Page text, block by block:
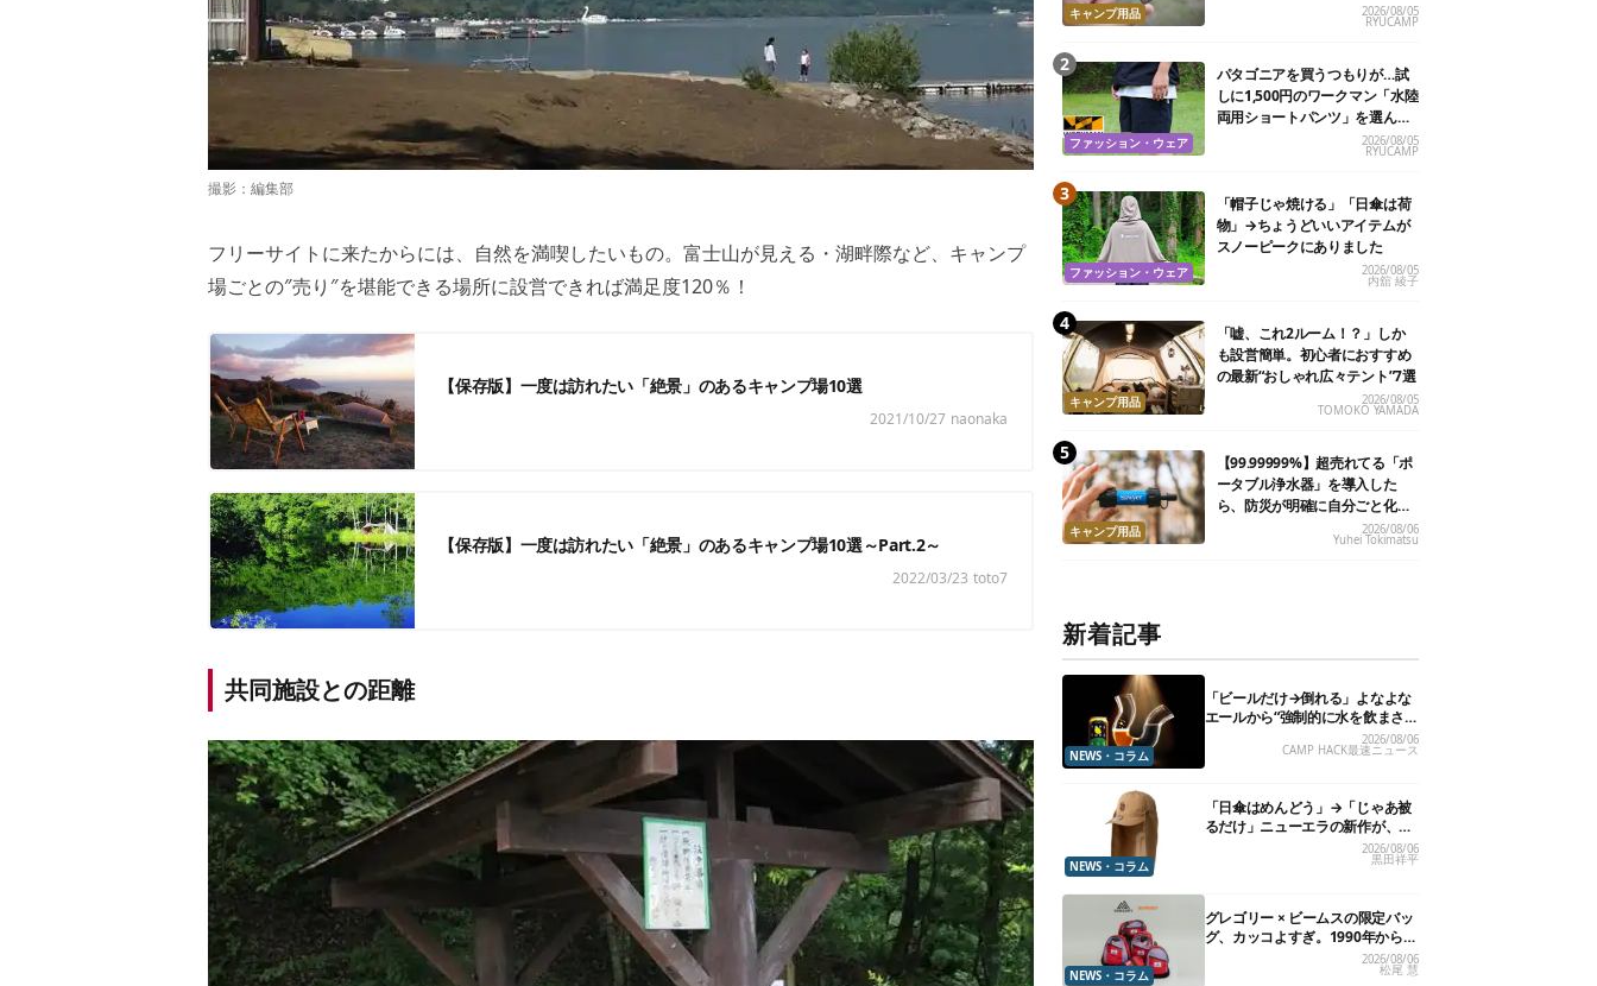
撮影：編集部
フリーサイトに来たからには、自然を満喫したいもの。富士山が見える・湖畔際など、キャンプ
場ごとの″売り″を堪能できる場所に設営できれば満足度120％！
【保存版】一度は訪れたい「絶景」のあるキャンプ場10選
2021/10/27 naonaka
【保存版】一度は訪れたい「絶景」のあるキャンプ場10選～Part.2～
2022/03/23 toto7
共同施設との距離
キャンプ用品 2026/08/05
RYUCAMP
ファッション・ウェア
パタゴニアを買うつもりが…試
しに1,500円のワークマン「水陸
両用ショートパンツ」を選んだ
2026/08/05
RYUCAMP
ファッション・ウェア
「帽子じゃ焼ける」「日傘は荷
物」→ちょうどいいアイテムが
スノーピークにありました
2026/08/05
内舘 綾子
キャンプ用品
「嘘、これ2ルーム！？」しか
も設営簡単。初心者におすすめ
の最新“おしゃれ広々テント”7選
2026/08/05
TOMOKO YAMADA
キャンプ用品
【99.99999%】超売れてる「ポ
ータブル浄水器」を導入した
ら、防災が明確に自分ごと化し
2026/08/06
Yuhei Tokimatsu
新着記事
NEWS・コラム
「ビールだけ→倒れる」よなよな
エールから“強制的に水を飲まさ
2026/08/06
CAMP HACK最速ニュース
NEWS・コラム
「日傘はめんどう」→「じゃあ被
るだけ」ニューエラの新作が、真
2026/08/06
黒田祥平
NEWS・コラム
グレゴリー × ビームスの限定バッ
グ、カッコよすぎ。1990年から“3
年のみ使用”されていた、紫タグ
2026/08/06
松尾 慧